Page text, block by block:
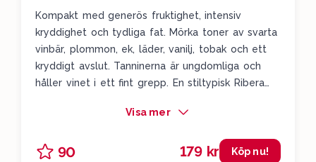
Kompakt med generös fruktighet, intensiv
kryddighet och tydliga fat. Mörka toner av svarta
vinbär, plommon, ek, läder, vanilj, tobak och ett
kryddigt avslut. Tanninerna är ungdomliga och
håller vinet i ett fint grepp. En stiltypisk Ribera
som kommer passa utmärkt till den grillade
Visa mer
90 179 kr Köp nu!